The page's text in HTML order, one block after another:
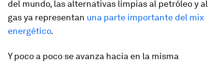
del mundo, las alternativas limpias al petróleo y al
gas ya representan una parte importante del mix
energético.
Y poco a poco se avanza hacia en la misma